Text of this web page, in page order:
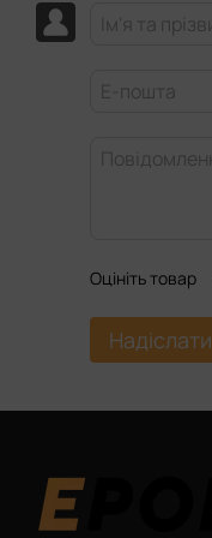
Оцініть товар
Надіслати